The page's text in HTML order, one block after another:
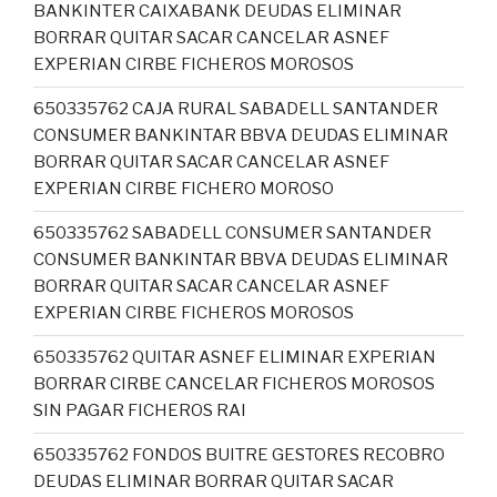
BANKINTER CAIXABANK DEUDAS ELIMINAR
BORRAR QUITAR SACAR CANCELAR ASNEF
EXPERIAN CIRBE FICHEROS MOROSOS
650335762 CAJA RURAL SABADELL SANTANDER
CONSUMER BANKINTAR BBVA DEUDAS ELIMINAR
BORRAR QUITAR SACAR CANCELAR ASNEF
EXPERIAN CIRBE FICHERO MOROSO
650335762 SABADELL CONSUMER SANTANDER
CONSUMER BANKINTAR BBVA DEUDAS ELIMINAR
BORRAR QUITAR SACAR CANCELAR ASNEF
EXPERIAN CIRBE FICHEROS MOROSOS
650335762 QUITAR ASNEF ELIMINAR EXPERIAN
BORRAR CIRBE CANCELAR FICHEROS MOROSOS
SIN PAGAR FICHEROS RAI
650335762 FONDOS BUITRE GESTORES RECOBRO
DEUDAS ELIMINAR BORRAR QUITAR SACAR